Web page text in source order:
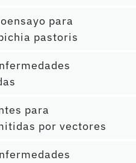
para
pastoris
para
por vectores